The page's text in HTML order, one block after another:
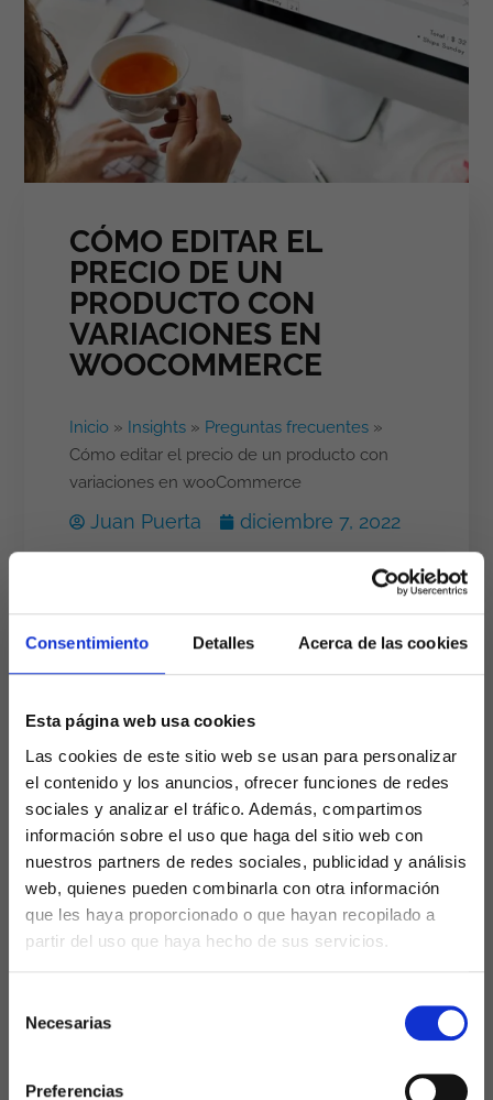
Consentimiento Detalles Acerca de las cookies
Esta página web usa cookies
Las cookies de este sitio web se usan para personalizar
el contenido y los anuncios, ofrecer funciones de redes
sociales y analizar el tráfico. Además, compartimos
información sobre el uso que haga del sitio web con
nuestros partners de redes sociales, publicidad y análisis
web, quienes pueden combinarla con otra información
que les haya proporcionado o que hayan recopilado a
partir del uso que haya hecho de sus servicios.
Necesarias
Preferencias
CÓMO EDITAR EL
PRECIO DE UN
PRODUCTO CON
VARIACIONES EN
WOOCOMMERCE
Inicio» Insights» Preguntas frecuentes»
Cómo editar el precio de un producto con
variaciones en wooCommerce
Juan Puerta diciembre 7, 2022
Tabla de contenidos
Haz un resumen de este artículo con IA
CHATGPT
PERPLEXITY
GOOGLE AI
GROK
Modificar el precio de un producto con
ser talla, color… no es una tarea muy intuitiva.
modificar el